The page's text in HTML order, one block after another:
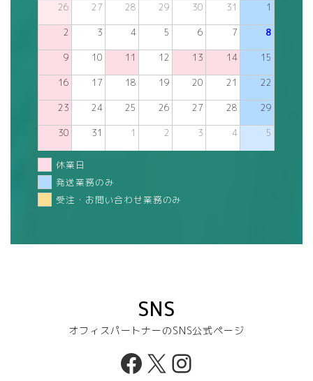
26 27 28 29 30 31 1
2 3 4 5 6 7 8
9 10 11 12 13 14 15
16 17 18 19 20 21 22
23 24 25 26 27 28 29
30 31 1 2 3 4 5
休業日
発送業務のみ
受注・お問い合わせ業務のみ
SNS
オフィスパートナーのSNS公式ページ
Facebook
X Instagram